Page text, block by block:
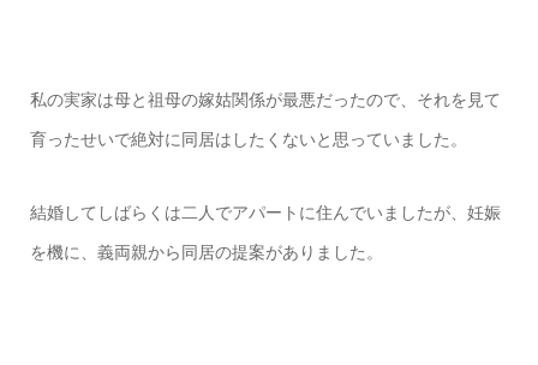
私の実家は母と祖母の嫁姑関係が最悪だったので、それを見て
育ったせいで絶対に同居はしたくないと思っていました。
結婚してしばらくは二人でアパートに住んでいましたが、妊娠
を機に、義両親から同居の提案がありました。